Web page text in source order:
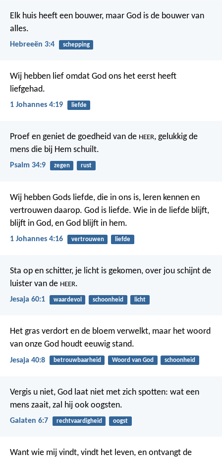
Elk huis heeft een bouwer, maar God is de bouwer van
alles.
Hebreeën 3:4 schepping
Wij hebben lief omdat God ons het eerst heeft
liefgehad.
1 Johannes 4:19 liefde
Proef en geniet de goedheid van de HEER, gelukkig de
mens die bij Hem schuilt.
Psalm 34:9 zegen rust
Wij hebben Gods liefde, die in ons is, leren kennen en
vertrouwen daarop. God is liefde. Wie in de liefde blijft,
blijft in God, en God blijft in hem.
1 Johannes 4:16 vertrouwen liefde
Sta op en schitter, je licht is gekomen, over jou schijnt de
luister van de HEER.
Jesaja 60:1 waardevol schoonheid licht
Het gras verdort en de bloem verwelkt, maar het woord
van onze God houdt eeuwig stand.
Jesaja 40:8 betrouwbaarheid Woord van God schoonheid
Vergis u niet, God laat niet met zich spotten: wat een
mens zaait, zal hij ook oogsten.
Galaten 6:7 rechtvaardigheid oogst
Want wie mij vindt, vindt het leven, en ontvangt de